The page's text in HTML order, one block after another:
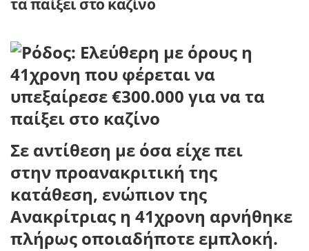
τα παίξει στο καζίνο
Σε αντίθεση με όσα είχε πει
στην προανακριτική της
κατάθεση, ενώπιον της
Ανακρίτριας η 41χρονη αρνήθηκε
πλήρως οποιαδήποτε εμπλοκή.